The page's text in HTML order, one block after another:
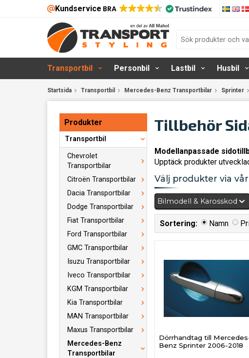
Kundservice BRA
Transportbil Personbil Lastbil Husbil
Startsida Transportbil Mercedes-Benz Transportbilar Sprinter
Produkter
Transportbil
Chevrolet
Transportbilar
Citroën Transportbilar
Dacia Transportbilar
Dodge Transportbilar
Fiat Transportbilar
Ford Transportbilar
GMC Transportbilar
Isuzu Transportbilar
Iveco Transportbilar
KGM Transportbilar
Kia Transportbilar
MAN Transportbilar
Maxus Transportbilar
Mercedes-Benz
Transportbilar
Tillbehör
Modellanpassade
Upptäck produkter
Välj produkter via
Bilmodell & Karosskod
Sortering: Namn
Dörrhandtag till
Benz Sprinter 2006-2018